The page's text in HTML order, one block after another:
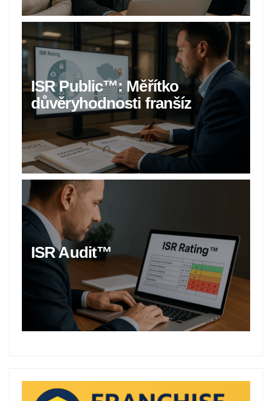
ISR Public™: Měřítko
důvěryhodnosti franšíz
ISR Audit™